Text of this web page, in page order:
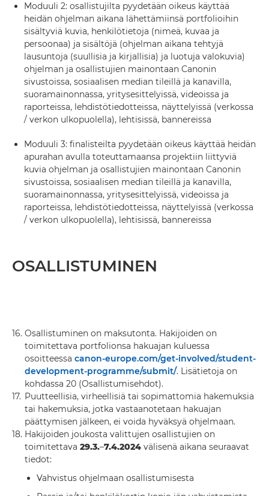
Moduuli 2: osallistujilta pyydetään oikeus käyttää
heidän ohjelman aikana lähettämiinsä portfolioihin
sisältyviä kuvia, henkilötietoja (nimeä, kuvaa ja
persoonaa) ja sisältöjä (ohjelman aikana tehtyjä
lausuntoja (suullisia ja kirjallisia) ja luotuja valokuvia)
ohjelman ja osallistujien mainontaan Canonin
sivustoissa, sosiaalisen median tileillä ja kanavilla,
suoramainonnassa, yritysesittelyissä, videoissa ja
raporteissa, lehdistötiedotteissa, näyttelyissä (verkossa
/ verkon ulkopuolella), lehtisissä, bannereissa
Moduuli 3: finalisteilta pyydetään oikeus käyttää heidän
apurahan avulla toteuttamaansa projektiin liittyviä
kuvia ohjelman ja osallistujien mainontaan Canonin
sivustoissa, sosiaalisen median tileillä ja kanavilla,
suoramainonnassa, yritysesittelyissä, videoissa ja
raporteissa, lehdistötiedotteissa, näyttelyissä (verkossa
/ verkon ulkopuolella), lehtisissä, bannereissa
OSALLISTUMINEN
16. Osallistuminen on maksutonta. Hakijoiden on
toimitettava portfolionsa hakuajan kuluessa
osoitteessa canon-europe.com/get-involved/student-
development-programme/submit/. Lisätietoja on
kohdassa 20 (Osallistumisehdot).
17. Puutteellisia, virheellisiä tai sopimattomia hakemuksia
tai hakemuksia, jotka vastaanotetaan hakuajan
päättymisen jälkeen, ei voida hyväksyä ohjelmaan.
18. Hakijoiden joukosta valittujen osallistujien on
toimitettava 29.3.–7.4.2024 välisenä aikana seuraavat
tiedot:
Vahvistus ohjelmaan osallistumisesta